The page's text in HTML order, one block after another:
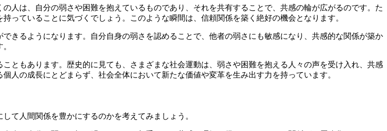
人は、自分の弱さや困難を抱えているものであり、それを共有することで、共感の輪が広がるのです。た
っていることに気づくでしょう。このような瞬間は、信頼関係を築く絶好の機会となります。
きるようになります。自分自身の弱さを認めることで、他者の弱さにも敏感になり、共感的な関係が築か
ともあります。歴史的に見ても、さまざまな社会運動は、弱さや困難を抱える人々の声を受け入れ、共感
人の成長にとどまらず、社会全体において新たな価値や変革を生み出す力を持っています。
て人間関係を豊かにするのかを考えてみましょう。